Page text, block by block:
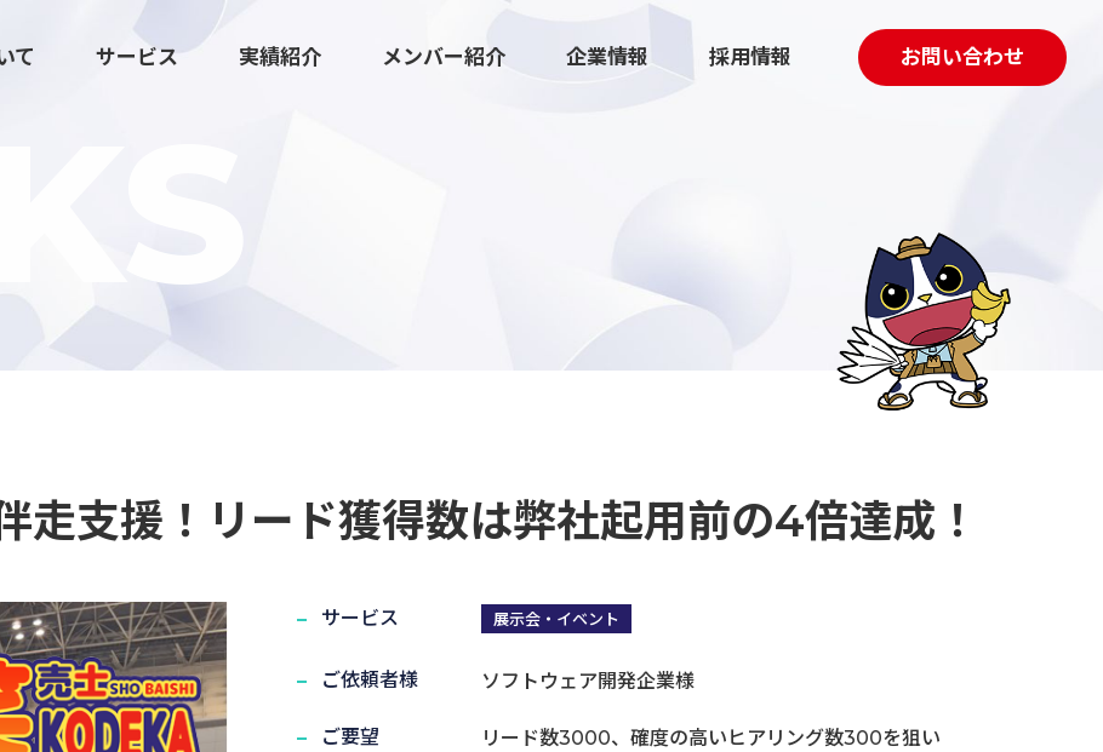
て サービス
採用マーケティング伴走支援
クリエイティブ・ツール制作 動画制作
実演笑売士・タレント 営業・販売・マーケコミュニケーション研修
実績紹介 メンバー紹介 企業情報 採用情報 お問い合わせ
紹介
走支援！リード獲得数は弊社起用前の4倍達成！
サービス 展示会・イベント
ご依頼者様 ソフトウェア開発企業様
ご要望
リード数3000、確度の高いヒアリング数300を狙い